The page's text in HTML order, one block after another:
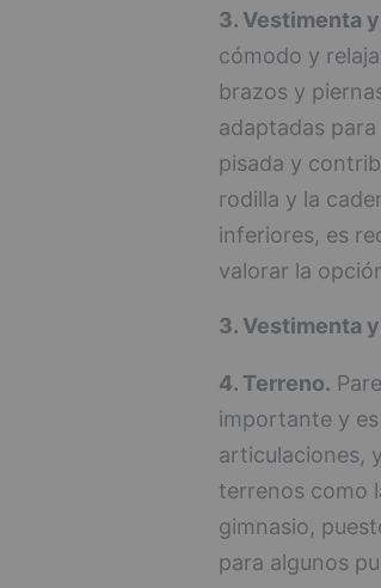
3. Vestimenta
cómodo y
brazos y
adaptadas
pisada y
rodilla y la
inferiores, es
valorar la
3. Vestimenta
4. Terreno.
importante y
articulaciones,
terrenos como
gimnasio,
para algunos